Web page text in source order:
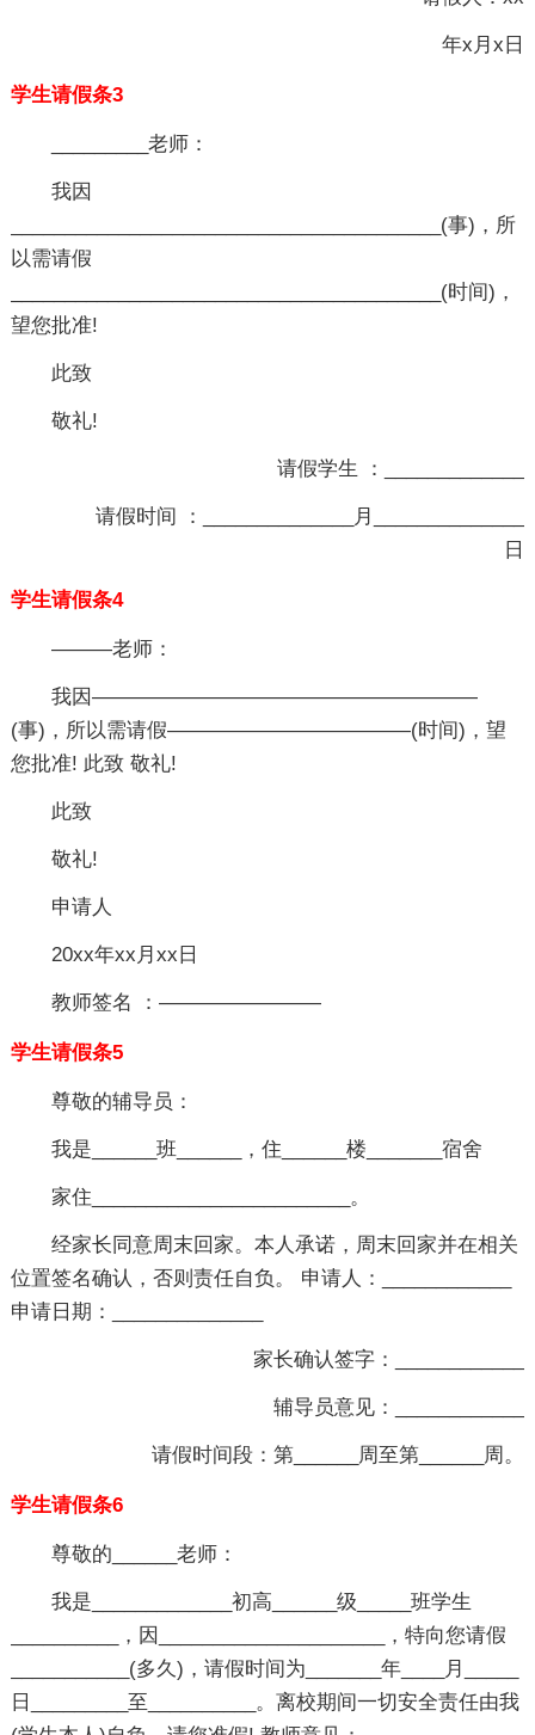
年x月x日
学生请假条3
_________老师：
我因
________________________________________(事)，所
以需请假
________________________________________(时间)，
望您批准!
此致
敬礼!
请假学生 ：_____________
请假时间 ：______________月______________
日
学生请假条4
———老师：
我因———————————————————
(事)，所以需请假————————————(时间)，望
您批准! 此致 敬礼!
此致
敬礼!
申请人
20xx年xx月xx日
教师签名 ：————————
学生请假条5
尊敬的辅导员：
我是______班______，住______楼_______宿舍
家住________________________。
经家长同意周末回家。本人承诺，周末回家并在相关
位置签名确认，否则责任自负。 申请人：____________
申请日期：______________
家长确认签字：____________
辅导员意见：____________
请假时间段：第______周至第______周。
学生请假条6
尊敬的______老师：
我是_____________初高______级_____班学生
__________，因_____________________，特向您请假
___________(多久)，请假时间为_______年____月_____
日_________至__________。离校期间一切安全责任由我